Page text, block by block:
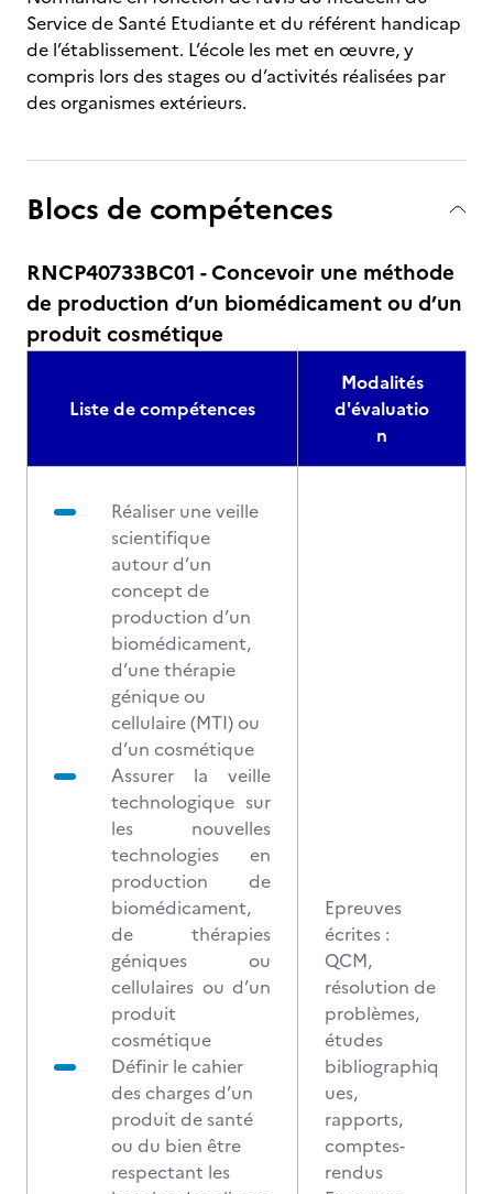
Service de Santé Etudiante et du référent handicap
de l’établissement. L’école les met en œuvre, y
compris lors des stages ou d’activités réalisées par
des organismes extérieurs.
Blocs de compétences
RNCP40733BC01 - Concevoir une méthode
de production d’un biomédicament ou d’un
produit cosmétique
Liste de compétences
Modalités
d'évaluatio
n
Réaliser une veille
scientifique
autour d’un
concept de
production d’un
biomédicament,
d’une thérapie
génique ou
cellulaire (MTI) ou
d’un cosmétique
Assurer la veille
technologique sur
les nouvelles
technologies en
production de
biomédicament,
de thérapies
géniques ou
cellulaires ou d’un
produit
cosmétique
Définir le cahier
des charges d’un
produit de santé
ou du bien être
respectant les
Epreuves
écrites :
QCM,
résolution de
problèmes,
études
bibliographiq
ues,
rapports,
comptes-
rendus